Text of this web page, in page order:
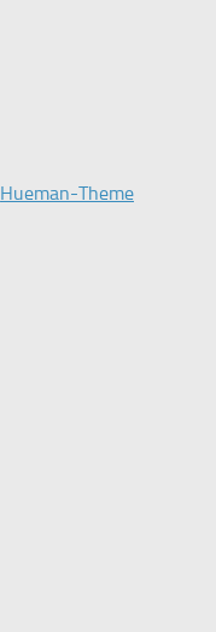
Hueman-Theme